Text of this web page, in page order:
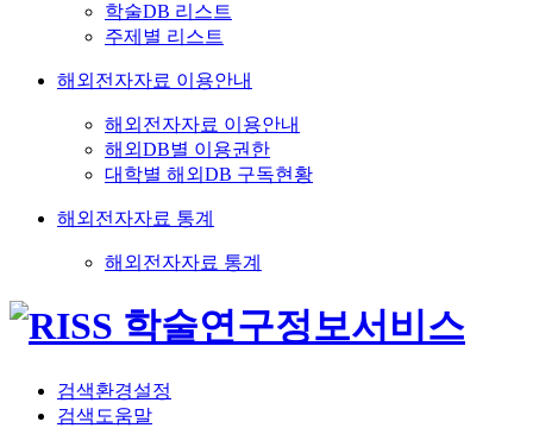
학술DB 리스트
주제별 리스트
해외전자자료 이용안내
해외전자자료 이용안내
해외DB별 이용권한
대학별 해외DB 구독현황
해외전자자료 통계
해외전자자료 통계
검색환경설정
검색도움말